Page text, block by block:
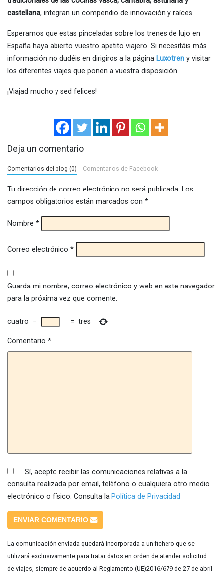
castellana, integran un compendio de innovación y raíces.
Esperamos que estas pinceladas sobre los trenes de lujo en
España haya abierto vuestro apetito viajero. Si necesitáis más
información no dudéis en dirigiros a la página Luxotren y visitar
los diferentes viajes que ponen a vuestra disposición.
¡Viajad mucho y sed felices!
Deja un comentario
Comentarios del blog (0) Comentarios de Facebook
Tu dirección de correo electrónico no será publicada. Los
campos obligatorios están marcados con *
Nombre *
Correo electrónico *
Guarda mi nombre, correo electrónico y web en este navegador
para la próxima vez que comente.
cuatro − = tres
Comentario *
Sí, acepto recibir las comunicaciones relativas a la
consulta realizada por email, teléfono o cualquiera otro medio
electrónico o físico. Consulta la Política de Privacidad
ENVIAR COMENTARIO
La comunicación enviada quedará incorporada a un fichero que se
utilizará exclusivamente para tratar datos en orden de atender solicitud
de viajes, siempre de acuerdo al Reglamento (UE)2016/679 de 27 de abril